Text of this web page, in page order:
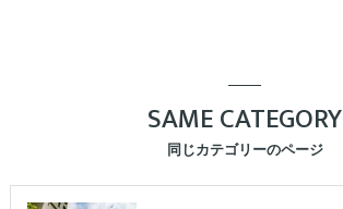
同じカテゴリーのページ
SAME CATEGORY